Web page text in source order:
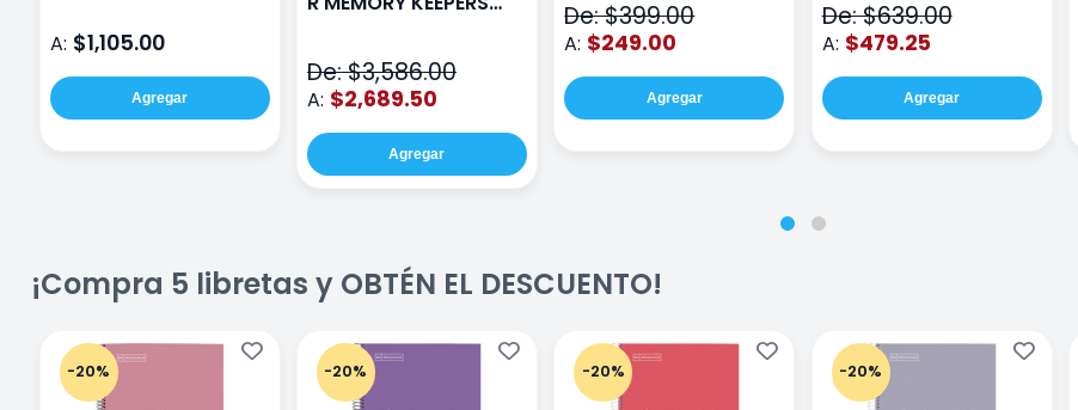
A: $1,105.00
Agregar
De: $3,586.00
A: $2,689.50
Agregar
De: $399.00
A: $249.00
Agregar
De: $639.00
A: $479.25
Agregar
¡Compra 5 libretas y OBTÉN EL DESCUENTO!
-20% -20% -20% -20%